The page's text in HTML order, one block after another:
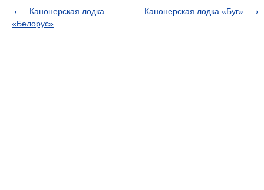
Канонерская лодка
«Белорус»
Канонерская лодка «Буг»